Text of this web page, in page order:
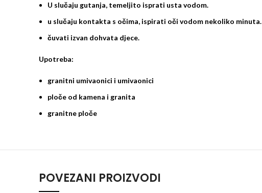
U slučaju gutanja, temeljito isprati usta vodom.
u slučaju kontakta s očima, ispirati oči vodom nekoliko minuta.
čuvati izvan dohvata djece.
Upotreba:
granitni umivaonici i umivaonici
ploče od kamena i granita
granitne ploče
POVEZANI PROIZVODI